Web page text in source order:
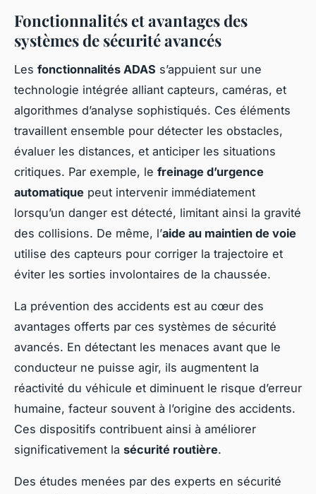
Fonctionnalités et avantages des
systèmes de sécurité avancés
Les fonctionnalités ADAS s’appuient sur une
technologie intégrée alliant capteurs, caméras, et
algorithmes d’analyse sophistiqués. Ces éléments
travaillent ensemble pour détecter les obstacles,
évaluer les distances, et anticiper les situations
critiques. Par exemple, le freinage d’urgence
automatique peut intervenir immédiatement
lorsqu’un danger est détecté, limitant ainsi la gravité
des collisions. De même, l’aide au maintien de voie
utilise des capteurs pour corriger la trajectoire et
éviter les sorties involontaires de la chaussée.
La prévention des accidents est au cœur des
avantages offerts par ces systèmes de sécurité
avancés. En détectant les menaces avant que le
conducteur ne puisse agir, ils augmentent la
réactivité du véhicule et diminuent le risque d’erreur
humaine, facteur souvent à l’origine des accidents.
Ces dispositifs contribuent ainsi à améliorer
significativement la sécurité routière.
Des études menées par des experts en sécurité